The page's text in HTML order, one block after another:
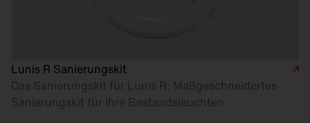
Lunis R Sanierungskit
Das Sanierungskit für Lunis R: Maßgeschneidertes
Sanierungskit für Ihre Bestandsleuchten